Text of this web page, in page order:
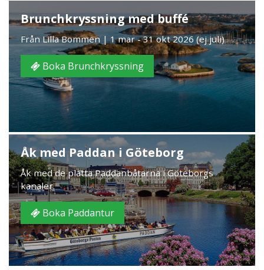
Brunchkryssning med buffé
Från Lilla Bommen | 1 mar - 31 okt 2026 (ej juli)
Boka Brunchkryssning
Åk med Paddan i Göteborg
Åk med de platta Paddanbåtarna i Göteborgs
kanaler.
Boka Paddantur